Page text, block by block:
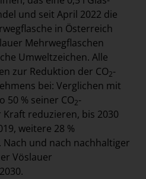
und seit April 2022 die
in Österreich
Mehrwegflaschen
Umweltzeichen. Alle
zur Reduktion der CO2-
bei: Verglichen mit
50 % seiner CO2-
reduzieren, bis 2030
weitere 28 %
und nach nachhaltiger
Vöslauer